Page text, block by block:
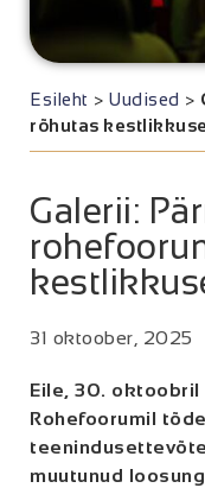
Esileht > Uudised >
rõhutas
Galerii:
31 oktoober, 2025
Eile, 30. oktoobril
Rohefoorumil
muutunud